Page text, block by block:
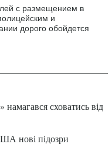
с размещением в
и
дорого обойдется
сховатись від
нові підозри